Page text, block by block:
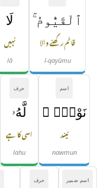
ٱلْقَيُّومُ ۚ
قائم رکھنے والا
l-qayūmu
لَا
نہیں
lā
اسم
نَوْمٌۭ ۚ
نیند
nawmun
حرف
لَّهُۥ
اسی کا ہے
lahu
اسم ضمیر حرف